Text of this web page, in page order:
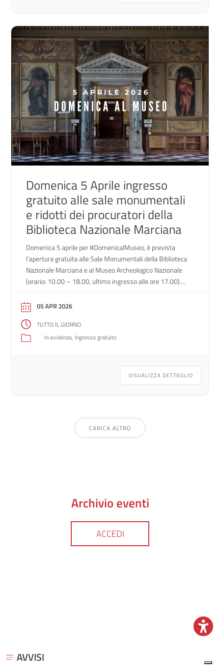
AVVISI
Domenica 5 Aprile ingresso
gratuito alle sale monumentali
e ridotti dei procuratori della
Biblioteca Nazionale Marciana
Domenica 5 aprile per #DomenicalMuseo, è prevista
l’apertura gratuita alle Sale Monumentali della Biblioteca
Nazionale Marciana e al Museo Archeologico Nazionale
(orario: 10.00 – 18.00, ultimo ingresso alle ore 17.00).
che prevede l’accesso gratuito ogni prima domenica del
mese a monumenti, musei, gallerie, scavi archeologici,
parchi e giardini […]
05 APR 2026
TUTTO IL GIORNO
In evidenza Ingresso gratuito
VISUALIZZA DETTAGLIO
CARICA ALTRO
Archivio eventi
ACCEDI